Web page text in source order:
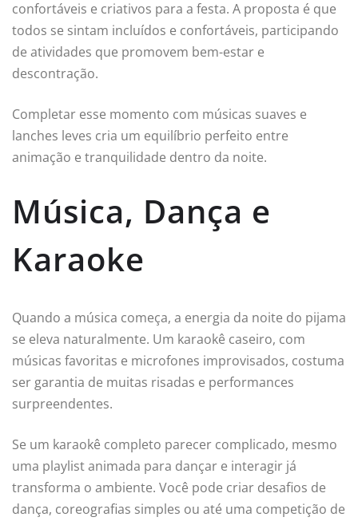
confortáveis e criativos para a festa. A proposta é que
todos se sintam incluídos e confortáveis, participando
de atividades que promovem bem-estar e
descontração.
Completar esse momento com músicas suaves e
lanches leves cria um equilíbrio perfeito entre
animação e tranquilidade dentro da noite.
Música, Dança e
Karaoke
Quando a música começa, a energia da noite do pijama
se eleva naturalmente. Um karaokê caseiro, com
músicas favoritas e microfones improvisados, costuma
ser garantia de muitas risadas e performances
surpreendentes.
Se um karaokê completo parecer complicado, mesmo
uma playlist animada para dançar e interagir já
transforma o ambiente. Você pode criar desafios de
dança, coreografias simples ou até uma competição de